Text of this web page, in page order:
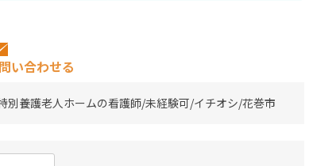
い合わせる
養護老人ホームの看護師/未経験可/イチオシ/花巻市